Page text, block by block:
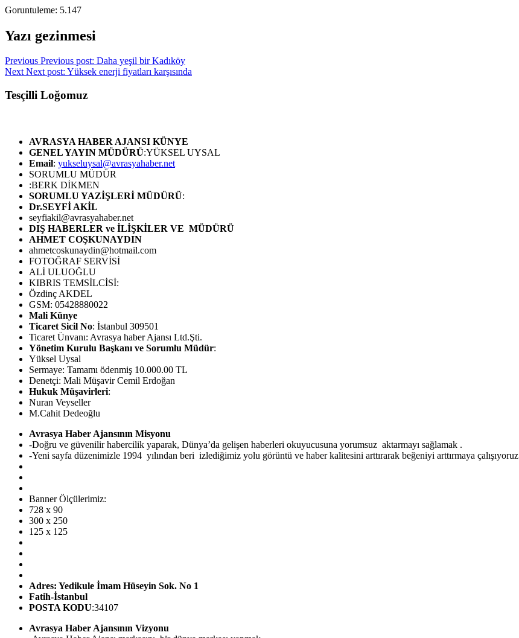
Goruntuleme: 5.147
Yazı gezinmesi
Previous Previous post: Daha yeşil bir Kadıköy
Next Next post: Yüksek enerji fiyatları karşısında
Tesçilli Loğomuz
AVRASYA HABER AJANSI KÜNYE
GENEL YAYIN MÜDÜRÜ:YÜKSEL UYSAL
Email: yukseluysal@avrasyahaber.net
SORUMLU MÜDÜR
:BERK DİKMEN
SORUMLU YAZİŞLERİ MÜDÜRÜ:
Dr.SEYFİ AKİL
seyfiakil@avrasyahaber.net
DIŞ HABERLER ve İLİŞKİLER VE MÜDÜRÜ
AHMET COŞKUNAYDIN
ahmetcoskunaydin@hotmail.com
FOTOĞRAF SERVİSİ
ALİ ULUOĞLU
KIBRIS TEMSİLCİSİ:
Özdinç AKDEL
GSM: 05428880022
Mali Künye
Ticaret Sicil No: İstanbul 309501
Ticaret Ünvanı: Avrasya haber Ajansı Ltd.Şti.
Yönetim Kurulu Başkanı ve Sorumlu Müdür:
Yüksel Uysal
Sermaye: Tamamı ödenmiş 10.000.00 TL
Denetçi: Mali Müşavir Cemil Erdoğan
Hukuk Müşavirleri:
Nuran Veyseller
M.Cahit Dedeoğlu
Avrasya Haber Ajansının Misyonu
-Doğru ve güvenilir habercilik yaparak, Dünya’da gelişen haberleri okuyucusuna yorumsuz aktarmayı sağlamak .
-Yeni sayfa düzenimizle 1994 yılından beri izlediğimiz yolu görüntü ve haber kalitesini arttırarak beğeniyi arttırmaya çalışıyoruz
Banner Ölçülerimiz:
728 x 90
300 x 250
125 x 125
Adres: Yedikule İmam Hüseyin Sok. No 1
Fatih-İstanbul
POSTA KODU:34107
Avrasya Haber Ajansının Vizyonu